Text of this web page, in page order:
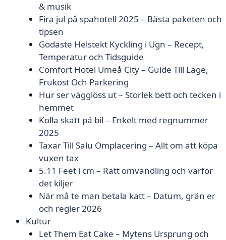
& musik
Fira jul på spahotell 2025 – Bästa paketen och
tipsen
Godaste Helstekt Kyckling i Ugn – Recept,
Temperatur och Tidsguide
Comfort Hotel Umeå City – Guide Till Läge,
Frukost Och Parkering
Hur ser vägglöss ut – Storlek bett och tecken i
hemmet
Kolla skatt på bil – Enkelt med regnummer
2025
Taxar Till Salu Omplacering – Allt om att köpa
vuxen tax
5.11 Feet i cm – Rätt omvandling och varför
det kiljer
När må te man betala katt – Datum, grän er
och regler 2026
Kultur
Let Them Eat Cake – Mytens Ursprung och